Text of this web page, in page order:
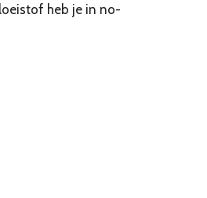
heb je in no-